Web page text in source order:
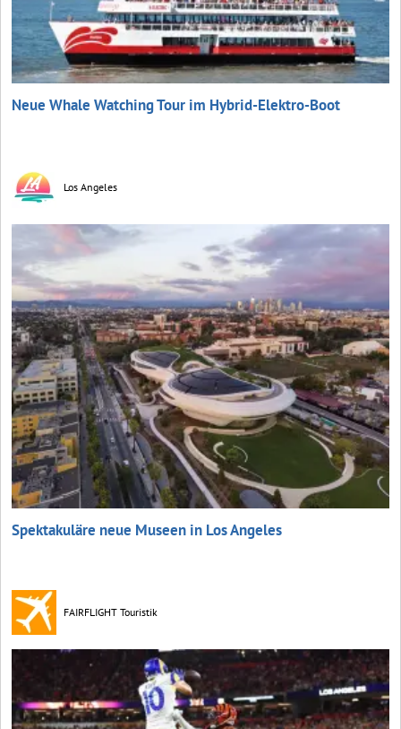
Neue Whale Watching Tour im Hybrid-Elektro-Boot
Los Angeles
Spektakuläre neue Museen in Los Angeles
FAIRFLIGHT Touristik